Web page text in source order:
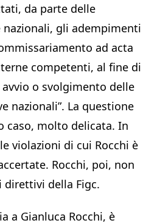
da parte delle
nazionali, gli adempimenti
ad acta
competenti, al fine di
o svolgimento delle
nazionali”. La questione
caso, molto delicata. In
violazioni di cui Rocchi è
Rocchi, poi, non
della Figc.
a Gianluca Rocchi, è